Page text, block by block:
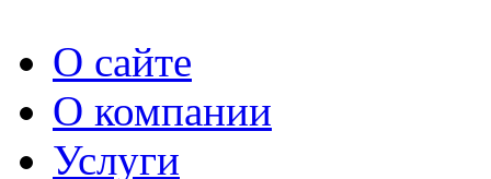
О сайте
О компании
Услуги